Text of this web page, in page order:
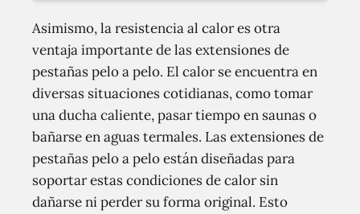
Asimismo, la resistencia al calor es otra
ventaja importante de las extensiones de
pestañas pelo a pelo. El calor se encuentra en
diversas situaciones cotidianas, como tomar
una ducha caliente, pasar tiempo en saunas o
bañarse en aguas termales. Las extensiones de
pestañas pelo a pelo están diseñadas para
soportar estas condiciones de calor sin
dañarse ni perder su forma original. Esto